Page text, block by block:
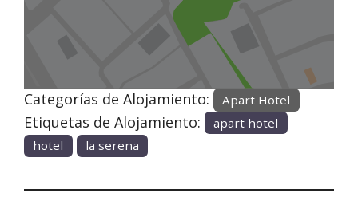
Categorías de Alojamiento: Apart Hotel
Etiquetas de Alojamiento:
apart hotel
hotel
la serena